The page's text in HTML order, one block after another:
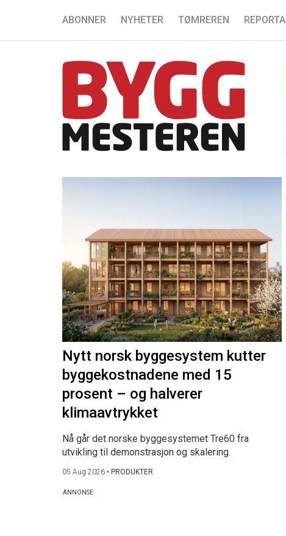
ABONNER NYHETER TØMREREN
Nytt norsk byggesystem kutter
byggekostnadene med 15
prosent – og halverer
klimaavtrykket
Nå går det norske byggesystemet Tre60 fra
utvikling til demonstrasjon og skalering.
05 Aug 2026 • PRODUKTER